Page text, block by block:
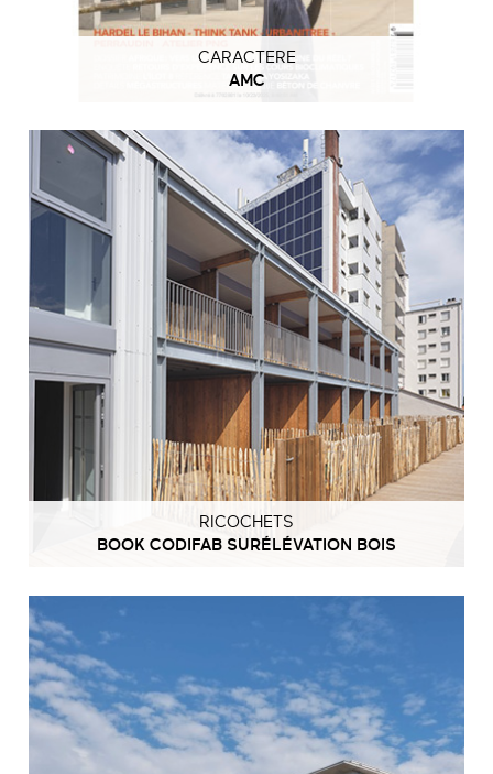
CARACTERE
AMC
RICOCHETS
BOOK CODIFAB SURÉLÉVATION BOIS